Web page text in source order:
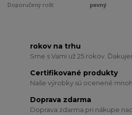
Doporučený rošt:
pevný
rokov na trhu
Sme s Vami už 25 rokov.
Certifikované produkty
Naše výrobky sú ocenené
Doprava zdarma
Doprava zdarma pri nákupe